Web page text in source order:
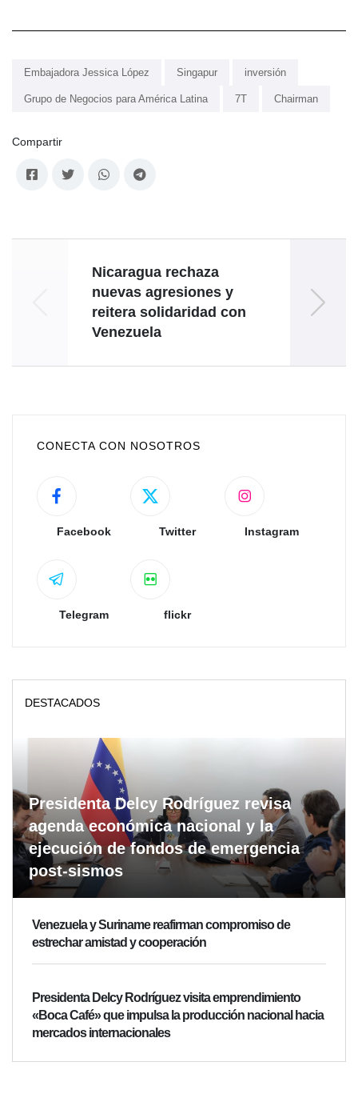
Embajadora Jessica López Singapur inversión
Grupo de Negocios para América Latina 7T Chairman
Compartir
Nicaragua rechaza
nuevas agresiones y
reitera solidaridad con
Venezuela
CONECTA CON NOSOTROS
Facebook Twitter Instagram
Telegram flickr
DESTACADOS
Presidenta Delcy Rodríguez revisa
agenda económica nacional y la
ejecución de fondos de emergencia
post-sismos
Venezuela y Suriname reafirman compromiso de
estrechar amistad y cooperación
Presidenta Delcy Rodríguez visita emprendimiento
«Boca Café» que impulsa la producción nacional hacia
mercados internacionales